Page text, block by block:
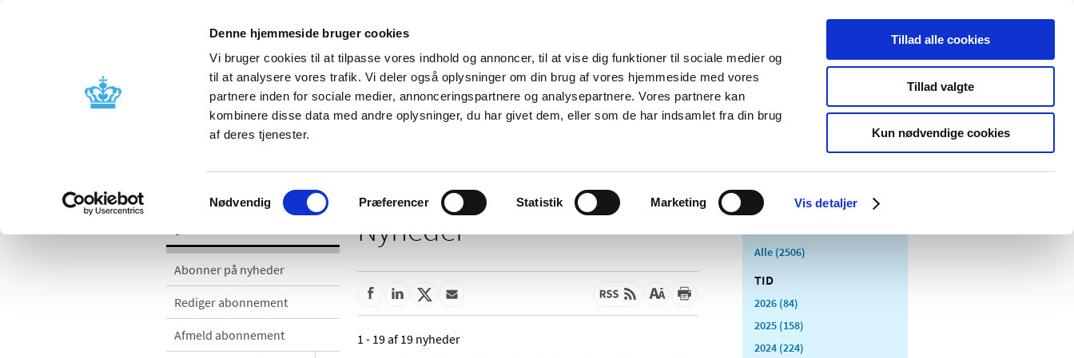
Denne hjemmeside bruger cookies
Vi bruger cookies til at tilpasse vores indhold og annoncer, til at vise dig funktioner til sociale medier og
til at analysere vores trafik. Vi deler også oplysninger om din brug af vores hjemmeside med vores
partnere inden for sociale medier, annonceringspartnere og analysepartnere. Vores partnere kan
kombinere disse data med andre oplysninger, du har givet dem, eller som de har indsamlet fra din brug
af deres tjenester.
Samtykkevalg
Nødvendig Præferencer Statistik Marketing Vis detaljer
Tillad alle cookies
Tillad valgte
Kun nødvendige cookies
Nyheder Om os Kontakt Udgivelser
Godkendelse og
Bivirkninger og
produktinformation
Tilskud og
Apoteker og salg af
Medicinsk
Særlige
produktområder
Abonner på nyheder
Rediger abonnement
Afmeld abonnement
Nyheder
1 - 19 af 19 nyheder
Alle (2506)
TID
2026 (84)
2025 (158)
2024 (224)